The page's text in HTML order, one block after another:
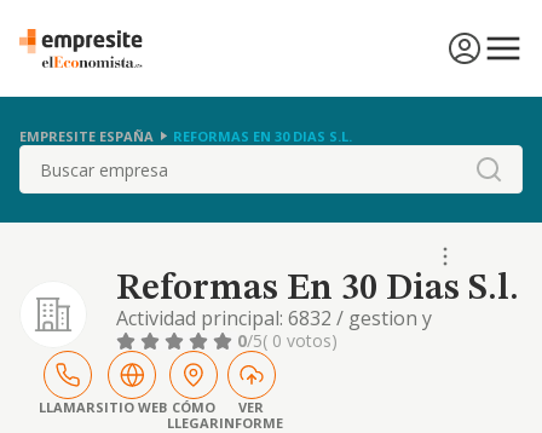
EMPRESITE ESPAÑA REFORMAS EN 30 DIAS S.L.
Buscar
Reformas En 30 Dias S.l.
Actividad principal: 6832 / gestion y
administracion de la propiedad inmobiliaria.
otras actividades: 4110 / promocion
inmobiliaria. 4121 / construccion de edificios
residenciales
0/5( 0 votos)
LLAMARSITIO WEB CÓMO
LLEGAR
VER
INFORME